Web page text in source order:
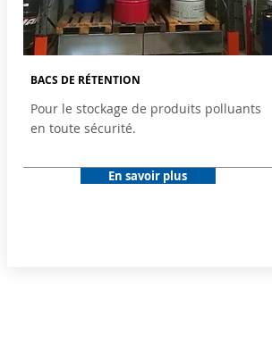
BACS DE RÉTENTION
Pour le stockage de produits polluants
en toute sécurité.
En savoir plus